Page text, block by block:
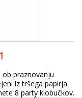
praznovanju
iz tršega papirja
8 party klobučkov.